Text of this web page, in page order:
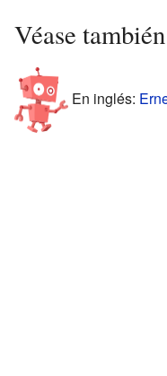
Véase también
En inglés: